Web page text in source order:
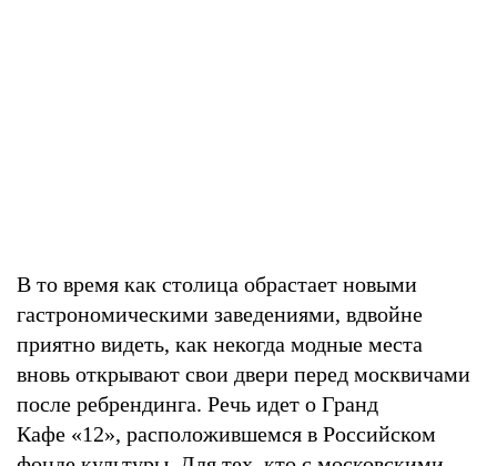
В то время как столица обрастает новыми
гастрономическими заведениями, вдвойне
приятно видеть, как некогда модные места
вновь открывают свои двери перед москвичами
после ребрендинга. Речь идет о Гранд
Кафе «12», расположившемся в Российском